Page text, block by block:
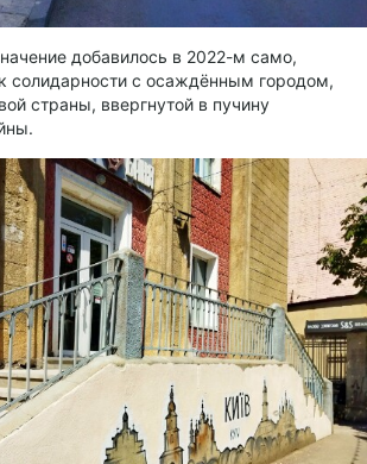
добавилось в 2022-м само,
солидарности с осаждённым городом,
страны, ввергнутой в пучину